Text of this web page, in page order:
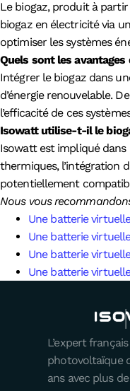
Le biogaz, produit à
biogaz en électricité via
optimiser les systèmes
Quels sont les
Intégrer le biogaz dans
d’énergie renouvelable.
l’efficacité de ces
Isowatt utilise-t-il le
Isowatt est impliqué dans
thermiques, l’intégration
potentiellement
Nous vous
Une batterie
Une batterie
Une batterie
Une batterie
L’expert
photovoltaïque
ans avec plus